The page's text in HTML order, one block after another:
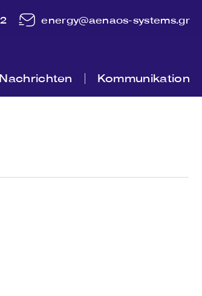
energy@aenaos-systems.gr
Nachrichten Kommunikation